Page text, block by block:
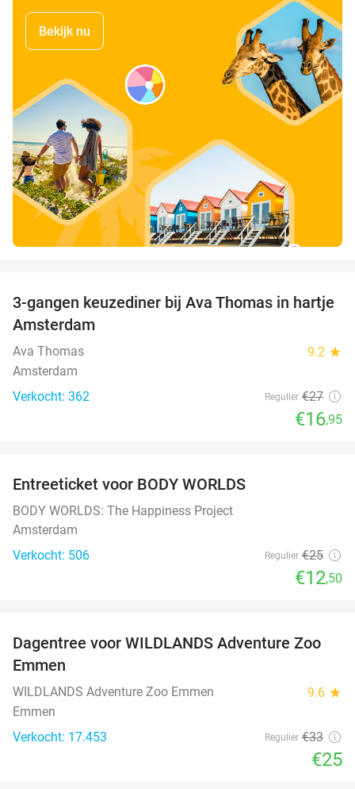
Bekijk nu
37%
3-gangen keuzediner bij Ava Thomas in hartje
Amsterdam
Ava Thomas 9.2 star
Amsterdam
Verkocht: 362
Regulier €27
€16,95
Entreeticket voor BODY WORLDS
BODY WORLDS: The Happiness Project
Amsterdam
Verkocht: 506
Regulier €25
€12,50
24%
Dagentree voor WILDLANDS Adventure Zoo
Emmen
WILDLANDS Adventure Zoo Emmen 9.6 star
Emmen
Verkocht: 17.453
Regulier €33
€25